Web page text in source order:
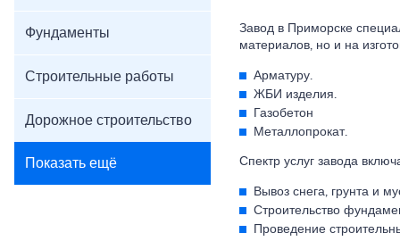
Фундаменты
Строительные работы
Дорожное строительство
Показать ещё
Завод в Приморске
материалов, но и на
Арматуру.
ЖБИ изделия.
Газобетон
Металлопрокат.
Спектр услуг завода
Вывоз снега, грунта и
Строительство
Проведение